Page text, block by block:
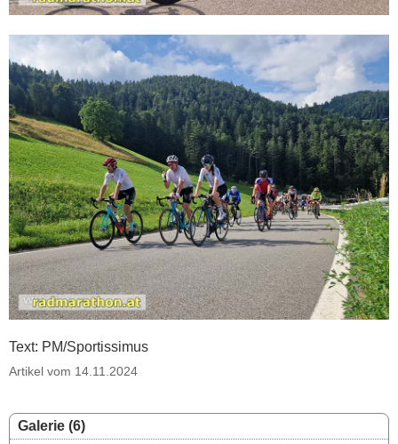
Text: PM/Sportissimus
Artikel vom 14.11.2024
Galerie (6)